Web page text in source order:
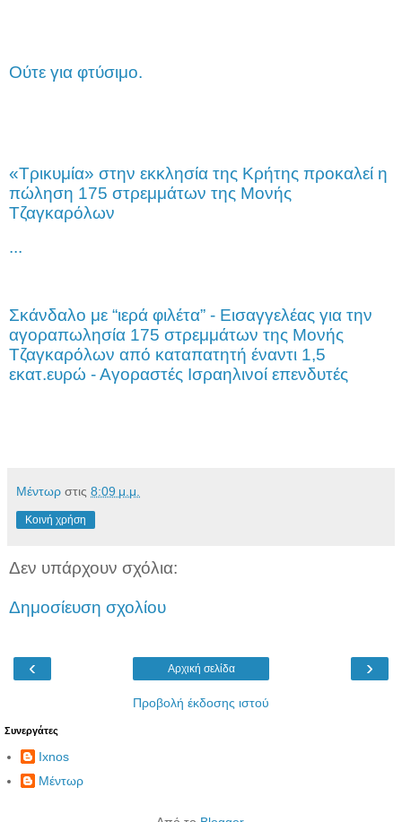
Ούτε για φτύσιμο.
«Τρικυμία» στην εκκλησία της Κρήτης προκαλεί η
πώληση 175 στρεμμάτων της Μονής
Τζαγκαρόλων
...
Σκάνδαλο με “ιερά φιλέτα” - Εισαγγελέας για την
αγοραπωλησία 175 στρεμμάτων της Μονής
Τζαγκαρόλων από καταπατητή έναντι 1,5
εκατ.ευρώ - Αγοραστές Ισραηλινοί επενδυτές
Μέντωρ στις 8:09 μ.μ.
Κοινή χρήση
Δεν υπάρχουν σχόλια:
Δημοσίευση σχολίου
‹ ›
Αρχική σελίδα
Προβολή έκδοσης ιστού
Συνεργάτες
Ixnos
Μέντωρ